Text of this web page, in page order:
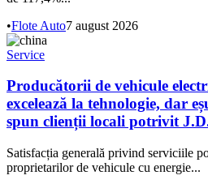
•Flote Auto7 august 2026
Service
Producătorii de vehicule
excelează la tehnologie, dar
spun clienții locali potrivit
Satisfacția generală privind serviciile
proprietarilor de vehicule cu energie...